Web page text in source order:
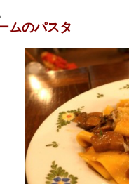
ムのパスタ